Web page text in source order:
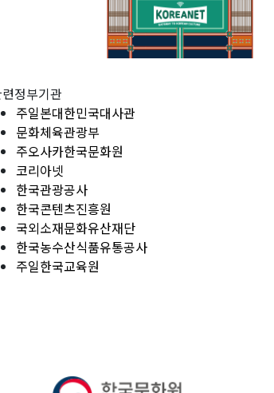
정부기관
주일본대한민국대사관
문화체육관광부
주오사카한국문화원
코리아넷
한국관광공사
한국콘텐츠진흥원
국외소재문화유산재단
한국농수산식품유통공사
주일한국교육원